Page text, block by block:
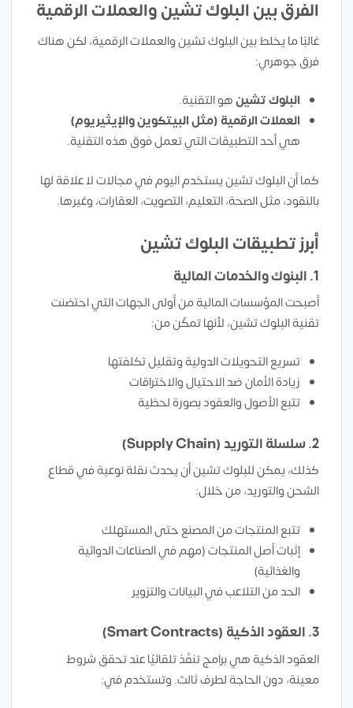
الفرق بين البلوك تشين والعملات الرقمية
غالبًا ما يخلط بين البلوك تشين والعملات الرقمية، لكن هناك
فرق جوهري:
البلوك تشينهو التقنية.
العملات الرقمية (مثل البيتكوين والإيثيريوم)
هي أحد التطبيقات التي تعمل فوق هذه التقنية.
كما أن البلوك تشين يستخدم اليوم في مجالات لا علاقة لها
بالنقود، مثل الصحة، التعليم، التصويت، العقارات، وغيرها.
أبرز تطبيقات البلوك تشين
1. البنوك والخدمات المالية
أصبحت المؤسسات المالية من أولى الجهات التي احتضنت
تقنية البلوك تشين، لأنها تمكّن من:
تسريع التحويلات الدولية وتقليل تكلفتها
زيادة الأمان ضد الاحتيال والاختراقات
تتبع الأصول والعقود بصورة لحظية
2. سلسلة التوريد (Supply Chain)
كذلك، يمكن للبلوك تشين أن يحدث نقلة نوعية في قطاع
الشحن والتوريد، من خلال:
تتبع المنتجات من المصنع حتى المستهلك
إثبات أصل المنتجات (مهم في الصناعات الدوائية
والغذائية)
الحد من التلاعب في البيانات والتزوير
3. العقود الذكية (Smart Contracts)
العقود الذكية هي برامج تنفّذ تلقائيًا عند تحقق شروط
معينة، دون الحاجة لطرف ثالث. وتستخدم في: